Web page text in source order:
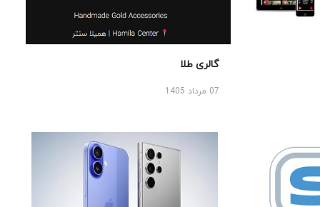
گالری طلا
07 مرداد 1405